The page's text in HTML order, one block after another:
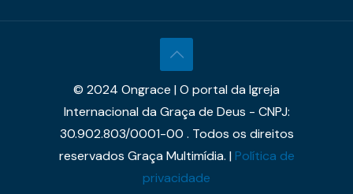
© 2024 Ongrace | O portal da Igreja
Internacional da Graça de Deus - CNPJ:
30.902.803/0001-00 . Todos os direitos
reservados Graça Multimídia. |Política de
privacidade